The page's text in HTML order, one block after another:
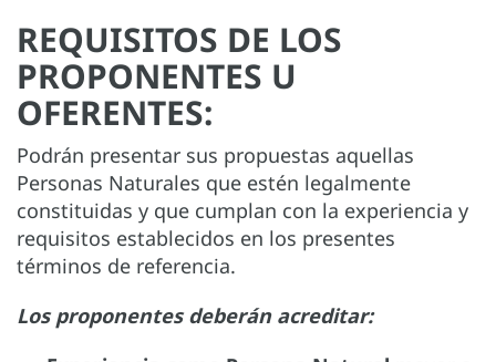
REQUISITOS DE LOS
PROPONENTES U
OFERENTES:
Podrán presentar sus propuestas aquellas
Personas Naturales que estén legalmente
constituidas y que cumplan con la experiencia y
requisitos establecidos en los presentes
términos de referencia.
Los proponentes deberán acreditar: